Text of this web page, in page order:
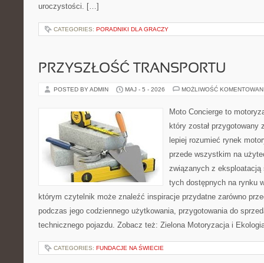
uroczystości. […]
CATEGORIES: PORADNIKI DLA GRACZY
PRZYSZŁOŚĆ TRANSPORTU
POSTED BY ADMIN MAJ - 5 - 2026 MOŻLIWOŚĆ
Moto Concierge to
który został
lepiej rozumieć rynek
przede wszystkim na
związanych z eksploatacją
tych dostępnych na rynku
którym czytelnik może znaleźć inspiracje przydatne zarówno
podczas jego codziennego użytkowania, przygotowania do
technicznego pojazdu. Zobacz też: Zielona Motoryzacja i
CATEGORIES: FUNDACJE NA ŚWIECIE